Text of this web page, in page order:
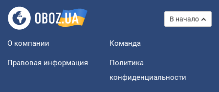
В начало
О компании Команда
Правовая информация
Политика
конфиденциальности